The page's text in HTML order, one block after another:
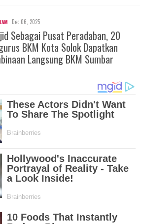
Dec 06, 2025
Sebagai Pusat Peradaban, 20
BKM Kota Solok Dapatkan
Langsung BKM Sumbar